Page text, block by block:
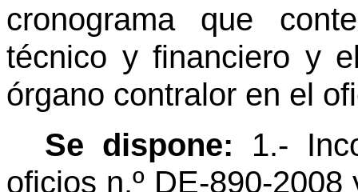
cronograma que
técnico y financiero y
órgano contralor en el
Se dispone: 1.-
oficios n.º DE-890-2008